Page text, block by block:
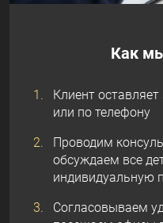
Как
Клиент
или по телефону
Проводим
обсуждаем все
индивидуальную
Согласовываем